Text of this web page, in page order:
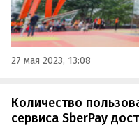
27 мая 2023, 13:08
Количество
сервиса SberPay